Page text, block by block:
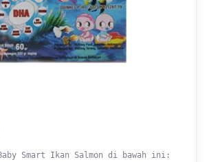
Smart Ikan Salmon di bawah ini: